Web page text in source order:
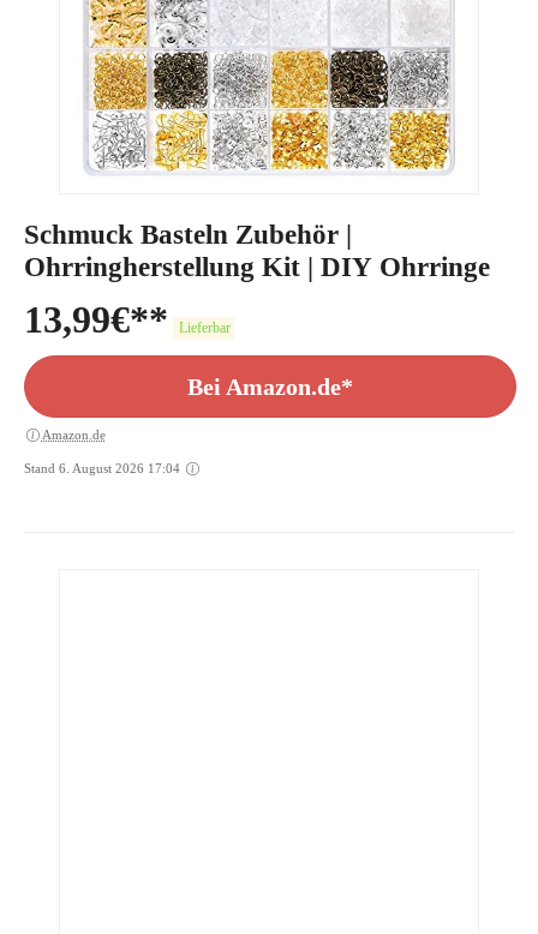
Schmuck Basteln Zubehör |
Ohrringherstellung Kit | DIY Ohrringe
13,99€ Lieferbar
Bei Amazon.de*
Amazon.de
Stand 6. August 2026 17:04